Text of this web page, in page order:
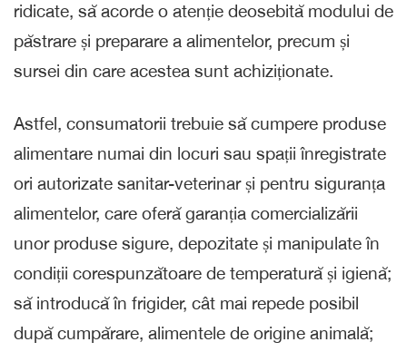
ridicate, să acorde o atenție deosebită modului de
păstrare și preparare a alimentelor, precum și
sursei din care acestea sunt achiziționate.
Astfel, consumatorii trebuie să cumpere produse
alimentare numai din locuri sau spații înregistrate
ori autorizate sanitar-veterinar și pentru siguranța
alimentelor, care oferă garanția comercializării
unor produse sigure, depozitate și manipulate în
condiții corespunzătoare de temperatură și igienă;
să introducă în frigider, cât mai repede posibil
după cumpărare, alimentele de origine animală;